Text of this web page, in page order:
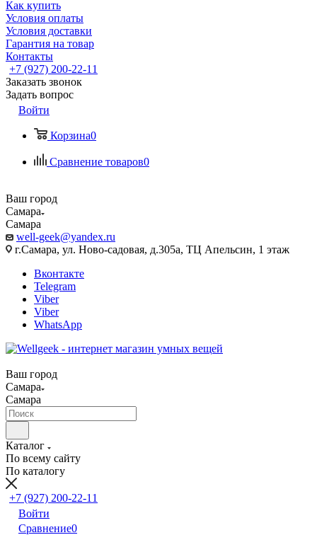
Как купить
Условия оплаты
Условия доставки
Гарантия на товар
Контакты
+7 (927) 200-22-11
Заказать звонок
Задать вопрос
Войти
Корзина0
Сравнение товаров0
Ваш город
Самара
Самара
well-geek@yandex.ru
г.Самара, ул. Ново-садовая, д.305а, ТЦ Апельсин, 1 этаж
Вконтакте
Telegram
Viber
Viber
WhatsApp
Ваш город
Самара
Самара
Каталог
По всему сайту
По каталогу
+7 (927) 200-22-11
Войти
Сравнение0